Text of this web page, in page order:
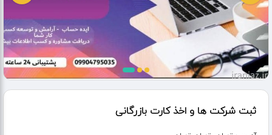
ثبت شرکت ها و اخذ کارت بازرگانی